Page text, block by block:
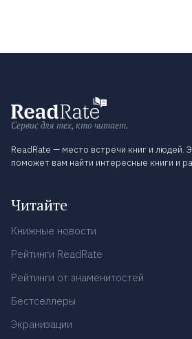
Сервис для тех, кто читает.
ReadRate — место встречи книг и людей.
поможет вам найти интересные книги и
Читайте
Книжные новости
Рейтинги ReadRate
Рейтинги от знаменитостей
Бестселлеры
Экранизации